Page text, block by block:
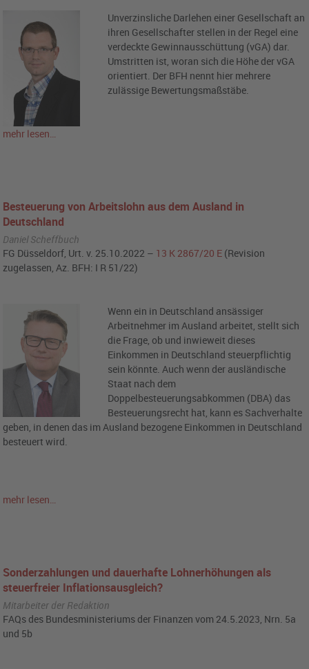
Unverzinsliche Darlehen einer Gesellschaft an
ihren Gesellschafter stellen in der Regel eine
verdeckte Gewinnausschüttung (vGA) dar.
Umstritten ist, woran sich die Höhe der vGA
orientiert. Der BFH nennt hier mehrere
zulässige Bewertungsmaßstäbe.
mehr lesen…
Besteuerung von Arbeitslohn aus dem Ausland in
Deutschland
Daniel Scheffbuch
FG Düsseldorf, Urt. v. 25.10.2022 – 13 K 2867/20 E (Revision
zugelassen, Az. BFH: I R 51/22)
Wenn ein in Deutschland ansässiger
Arbeitnehmer im Ausland arbeitet, stellt sich
die Frage, ob und inwieweit dieses
Einkommen in Deutschland steuerpflichtig
sein könnte. Auch wenn der ausländische
Staat nach dem
Doppelbesteuerungsabkommen (DBA) das
Besteuerungsrecht hat, kann es Sachverhalte
geben, in denen das im Ausland bezogene Einkommen in Deutschland
besteuert wird.
mehr lesen…
Sonderzahlungen und dauerhafte Lohnerhöhungen als
steuerfreier Inflationsausgleich?
Mitarbeiter der Redaktion
FAQs des Bundesministeriums der Finanzen vom 24.5.2023, Nrn. 5a
und 5b